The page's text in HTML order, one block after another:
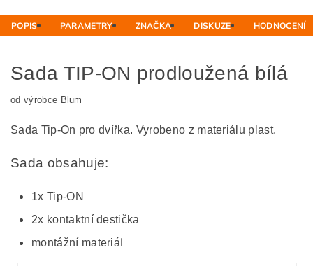
POPIS PARAMETRY ZNAČKA DISKUZE HODNOCENÍ
Sada TIP-ON prodloužená bílá
od výrobce Blum
Sada Tip-On pro dvířka. Vyrobeno z materiálu plast.
Sada obsahuje:
1x Tip-ON
2x kontaktní destička
montážní materiál